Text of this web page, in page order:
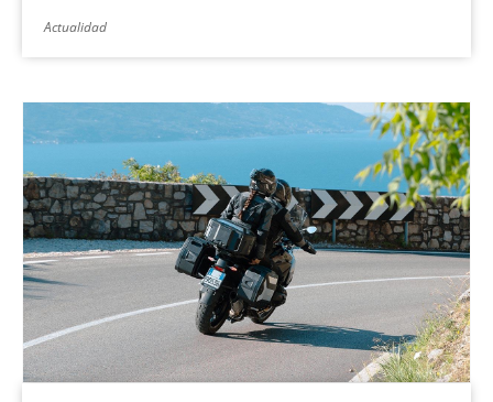
Actualidad